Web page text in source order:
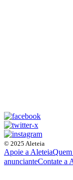
© 2025 Aleteia
Apoie a Aleteia
anuncianteContate a